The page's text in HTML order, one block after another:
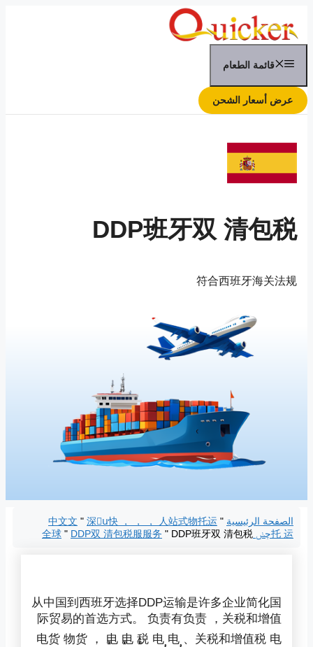
قائمة الطعام
عرض أسعار الشحن
DDP班牙双 清包税
符合西班牙海关法规
الصفحة الرئيسية"
中文文"深񗷱ս快 ， ， ， 人站式物托运
托 运چݭ 全球
"DDP双 清包税服服务"DDP班牙双 清包税
从中国到西班牙选择DDP运输是许多企业简化国
际贸易的首选方式。 负责有负责 ，关税和增值
税 电࣓ 电࣓ 、关税和增值税 电࣒ 电࣒ 电࣒ 电货 物货 ，